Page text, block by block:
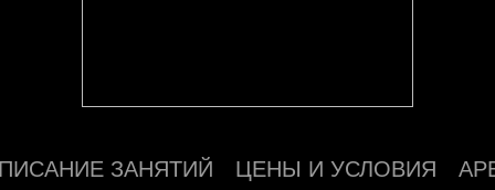
ЗАНЯТИЙ ЦЕНЫ И УСЛОВИЯ